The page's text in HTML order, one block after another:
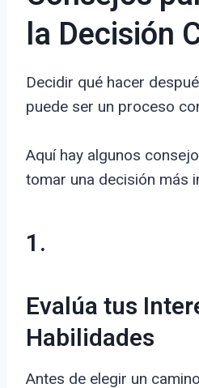
la Decisión
Decidir qué hacer
puede ser un proceso
Aquí hay algunos
tomar una decisión más
1.
Evalúa tus
Habilidades
Antes de elegir un